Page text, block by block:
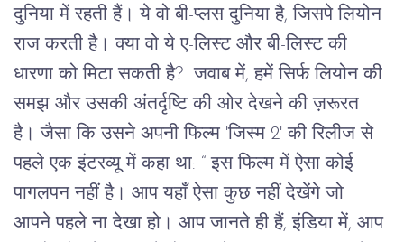
दुनिया में रहती हैं। ये वो बी-प्लस दुनिया है, जिसपे लियोन
राज करती है। क्या वो ये ए-लिस्ट और बी-लिस्ट की
धारणा को मिटा सकती है? जवाब में, हमें सिर्फ लियोन की
समझ और उसकी अंतर्दृष्टि की ओर देखने की ज़रूरत
है। जैसा कि उसने अपनी फिल्म 'जिस्म 2' की रिलीज से
पहले एक इंटरव्यू में कहा था: “ इस फिल्म में ऐसा कोई
पागलपन नहीं है। आप यहाँ ऐसा कुछ नहीं देखेंगे जो
आपने पहले ना देखा हो। आप जानते ही हैं, इंडिया में, आप